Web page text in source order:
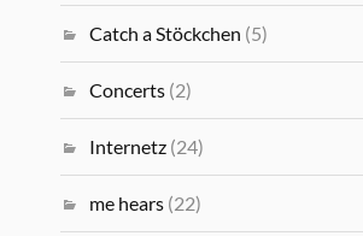
Catch a Stöckchen (5)
Concerts (2)
Internetz (24)
me hears (22)